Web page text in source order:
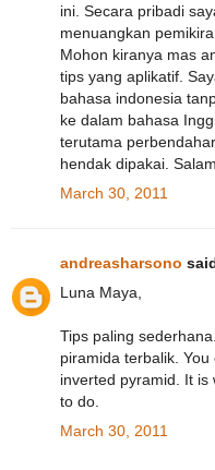
ini. Secara pribadi
menuangkan
Mohon kiranya mas
tips yang aplikatif.
bahasa indonesia
ke dalam bahasa
terutama
hendak dipakai.
March 30, 2011
andreasharsono
Luna Maya,
Tips paling
piramida terbalik.
inverted pyramid. It is
to do.
March 30, 2011